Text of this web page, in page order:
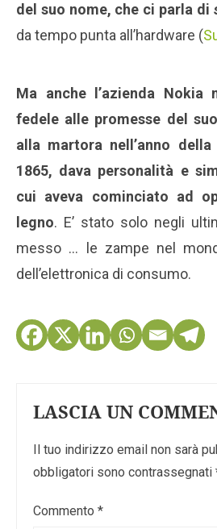
del suo nome, che ci parla di
da tempo punta all’hardware (
Ma anche l’azienda
fedele alle promesse del
alla martora nell’anno
1865, dava personalità e
cui aveva cominciato ad
legno. E’ stato solo negli
messo … le zampe nel
dell’elettronica di consumo.
LASCIA UN
Il tuo indirizzo email non sarà
obbligatori sono contrassegnati
Commento *